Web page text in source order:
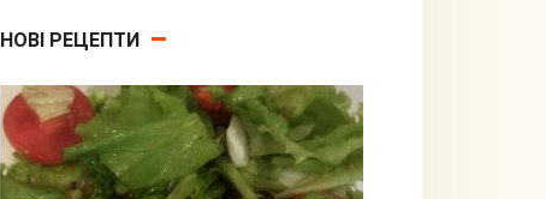
НОВІ РЕЦЕПТИ